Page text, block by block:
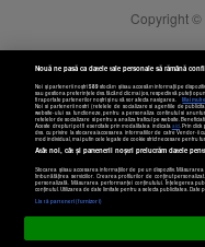
Copyright ©
Setări cookies
Nouă ne pasă ca datele tale personale să rămână
Noi și partenerii noștri589stocăm și/sau accesăm informații pe
sau gestiona preferințele dvs. făcând clic mai jos, respectiv vă puteți
fi raportate partenerilor noștri și nu vă vor afecta navigarea.
Mai
Noi si partenerii nostri (retelele de socializare si agentiile de
website-ului sa functioneze, pentru a personaliza continutul si
retelelor de socializare si pentru a analiza traficul pe website.
Aceste drepturi pot fi exercitate prin modalitatea indicataaici. Prin click
dvs. cu privire la stocarea/accesarea informatiilor de catre Vendor-ii
mod individual, mai putin cele legate de cookie strict necesare pentru
Atât noi, cât și partenerii noștri prelucrăm datele
Stocarea și/sau accesarea informațiilor de pe un dispozitiv.
îmbunătățirea serviciilor. Crearea profilurilor de conținut
personalizată. Măsurarea performanței conținutului. Înțelegerea
conținutul. Utilizarea de date limitate pentru a selecta publicitatea.
Listă parteneri (furnizori)